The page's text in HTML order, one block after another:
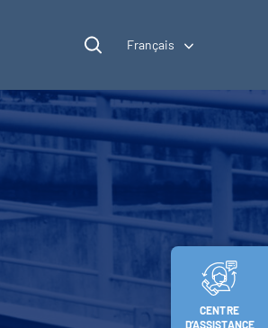
CENTRE
D’ASSISTANCE
Français